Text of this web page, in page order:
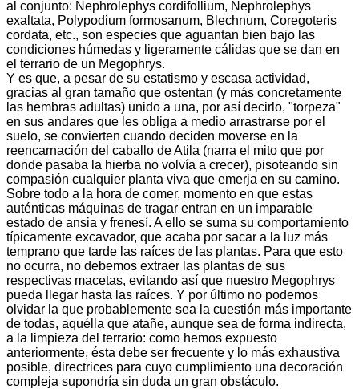
al conjunto: Nephrolephys cordifollium, Nephrolephys
exaltata, Polypodium formosanum, Blechnum, Coregoteris
cordata, etc., son especies que aguantan bien bajo las
condiciones húmedas y ligeramente cálidas que se dan en
el terrario de un Megophrys.
Y es que, a pesar de su estatismo y escasa actividad,
gracias al gran tamaño que ostentan (y más concretamente
las hembras adultas) unido a una, por así decirlo, "torpeza"
en sus andares que les obliga a medio arrastrarse por el
suelo, se convierten cuando deciden moverse en la
reencarnación del caballo de Atila (narra el mito que por
donde pasaba la hierba no volvía a crecer), pisoteando sin
compasión cualquier planta viva que emerja en su camino.
Sobre todo a la hora de comer, momento en que estas
auténticas máquinas de tragar entran en un imparable
estado de ansia y frenesí. A ello se suma su comportamiento
típicamente excavador, que acaba por sacar a la luz más
temprano que tarde las raíces de las plantas. Para que esto
no ocurra, no debemos extraer las plantas de sus
respectivas macetas, evitando así que nuestro Megophrys
pueda llegar hasta las raíces. Y por último no podemos
olvidar la que probablemente sea la cuestión más importante
de todas, aquélla que atañe, aunque sea de forma indirecta,
a la limpieza del terrario: como hemos expuesto
anteriormente, ésta debe ser frecuente y lo más exhaustiva
posible, directrices para cuyo cumplimiento una decoración
compleja supondría sin duda un gran obstáculo.